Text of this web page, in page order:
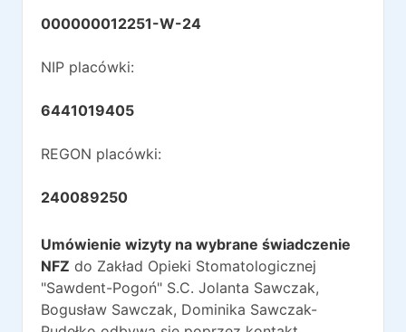
000000012251-W-24
NIP placówki:
6441019405
REGON placówki:
240089250
Umówienie wizyty na wybrane świadczenie
NFZ do Zakład Opieki Stomatologicznej
"Sawdent-Pogoń" S.C. Jolanta Sawczak,
Bogusław Sawczak, Dominika Sawczak-